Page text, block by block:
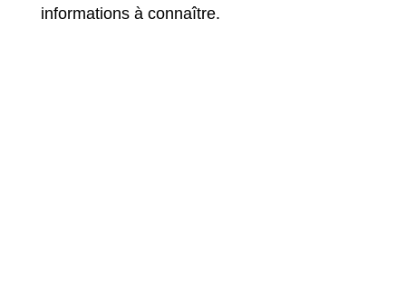
informations à connaître.